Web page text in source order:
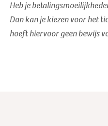
Heb je
Dan kan je kiezen voor het
hoeft hiervoor geen bewijs